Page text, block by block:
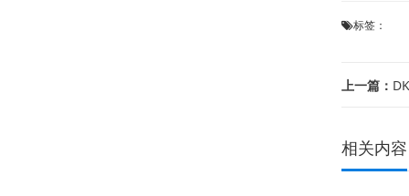
标签：
上一篇：
相关内容